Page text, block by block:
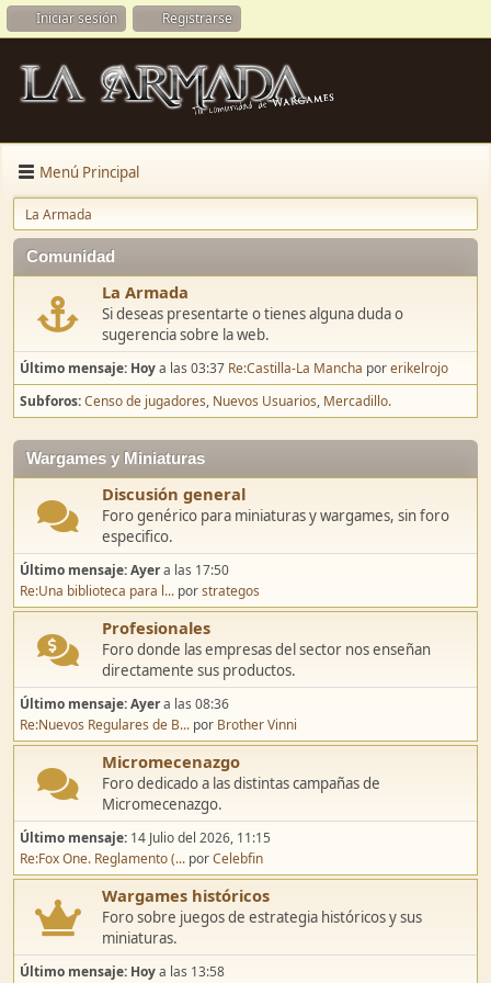
Iniciar sesión Registrarse
Menú Principal
La Armada
Comunidad
La Armada
Si deseas presentarte o tienes alguna duda o
sugerencia sobre la web.
Último mensaje: Hoya las 03:37 Re:Castilla-La Mancha porerikelrojo
Subforos Censo de jugadores Nuevos Usuarios Mercadillo.
Wargames y Miniaturas
Discusión general
Foro genérico para miniaturas y wargames, sin foro
especifico.
Último mensaje:Ayera las 17:50
Re:Una biblioteca para l... porstrategos
Profesionales
Foro donde las empresas del sector nos enseñan
directamente sus productos.
Último mensaje:Ayera las 08:36
Re:Nuevos Regulares de B... por Brother Vinni
Micromecenazgo
Foro dedicado a las distintas campañas de
Micromecenazgo.
Último mensaje: 14 Julio del 2026, 11:15
Re:Fox One. Reglamento (... porCelebfin
Wargames históricos
Foro sobre juegos de estrategia históricos y sus
miniaturas.
Último mensaje: Hoya las 13:58